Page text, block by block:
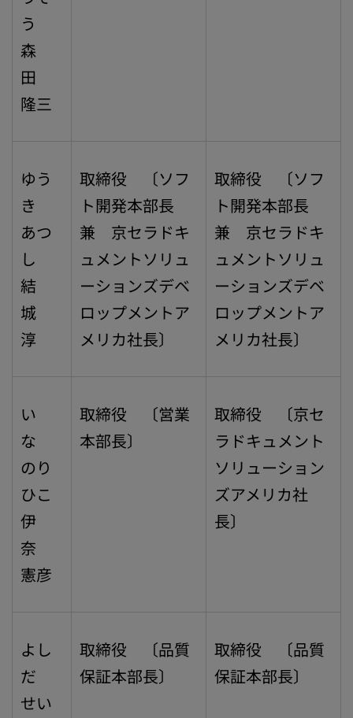
う
森
田
隆三
ゆう
き
あつ
し
結
城
淳
取締役 〔ソフ
ト開発本部長
兼 京セラドキ
ュメントソリュ
ーションズデベ
ロップメントア
メリカ社長〕
取締役 〔ソフ
ト開発本部長
兼 京セラドキ
ュメントソリュ
ーションズデベ
ロップメントア
メリカ社長〕
い
な
のり
ひこ
伊
奈
憲彦
取締役 〔営業
本部長〕
取締役 〔京セ
ラドキュメント
ソリューション
ズアメリカ社
長〕
よし
だ
せい
取締役 〔品質
保証本部長〕
取締役 〔品質
保証本部長〕